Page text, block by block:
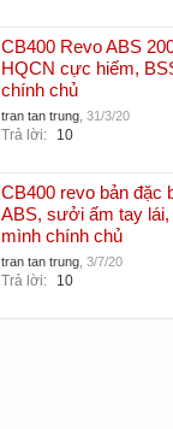
CB400 Revo ABS
HQCN cực hiếm,
chính chủ
tran tan trung 31/3/20
Trả lời: 10
CB400 revo bản đặc
ABS, sưởi ấm tay lái,
mình chính chủ
tran tan trung 3/7/20
Trả lời: 10